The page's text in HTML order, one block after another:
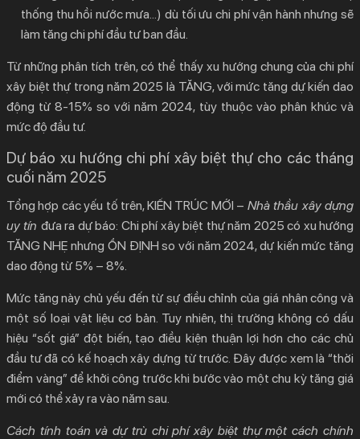
thống thu hồi nước mưa…) dù tối ưu chi phí vận hành nhưng sẽ
làm tăng chi phí đầu tư ban đầu.
Từ những phân tích trên, có thể thấy xu hướng chung của chi phí
xây biệt thựtrong năm 2025 là TĂNG, với mức tăng dự kiến dao
động từ 8-15% so với năm 2024, tùy thuộc vào phân khúc và
mức độ đầu tư.
Dự báo xu hướng chi phí xây biệt thự cho các tháng
cuối năm 2025
Tổng hợp các yếu tố trên, KIẾN TRÚC MỚI – Nhà thầu xây dựng
uy tín đưa ra dự báo: Chi phí xây biệt thựnăm 2025 có xu hướng
TĂNG NHẸ nhưng ỔN ĐỊNH so với năm 2024, dự kiến mức tăng
dao động từ 5% – 8%.
Mức tăng này chủ yếu đến từ sự điều chỉnh của giá nhân công và
một số loại vật liệu cơ bản. Tuy nhiên, thị trường không có dấu
hiệu “sốt giá” đột biến, tạo điều kiện thuận lợi hơn cho các chủ
đầu tư đã có kế hoạch xây dựng từ trước. Đây được xem là “thời
điểm vàng” để khởi công trước khi bước vào một chu kỳ tăng giá
mới có thể xảy ra vào năm sau.
Cách tính toán và dự trù chi phí xây biệt thự một cách chính